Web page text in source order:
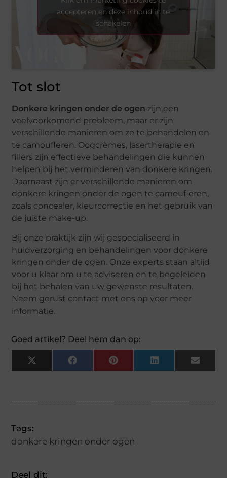
accepteren en deze inhoud in te
schakelen
Tot slot
Donkere kringen onder de ogen zijn een
veelvoorkomend probleem, maar er zijn
verschillende manieren om ze te behandelen en
te camoufleren. Oogcrèmes, lasertherapie en
fillers zijn effectieve behandelingen die kunnen
helpen bij het verminderen van donkere kringen.
Daarnaast zijn er verschillende manieren om
donkere kringen onder de ogen te camoufleren,
zoals concealer, kleurcorrectie en het gebruik van
de juiste make-up.
Bij onze praktijk zijn wij gespecialiseerd in
huidverzorging en behandelingen voor donkere
kringen onder de ogen. Onze experts staan altijd
voor u klaar om u te adviseren en te begeleiden
bij het behalen van uw gewenste resultaten.
Neem gerust contact met ons op voor meer
informatie.
Goed artikel? Deel hem dan op:
X
(Twitter)
FacebookPinterestLinkedInEmail
Tags:
donkere kringen onder ogen
Deel dit: